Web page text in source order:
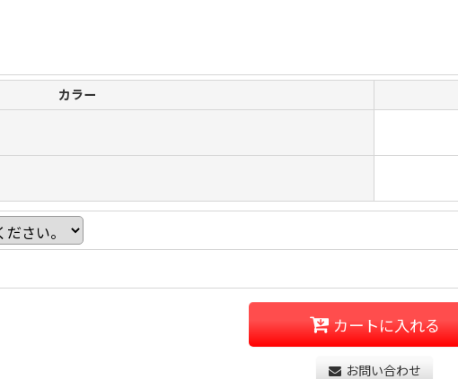
カラー
カートに入れる
お問い合わせ